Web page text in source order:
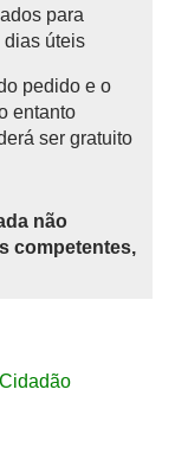
para
dias úteis
pedido e o
entanto
ser gratuito
não
competentes,